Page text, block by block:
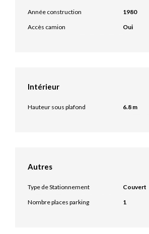
Année construction
1980
Accès camion
Oui
Intérieur
Hauteur sous plafond 6.8 m
Autres
Type de Stationnement
Couvert
Nombre places parking
1